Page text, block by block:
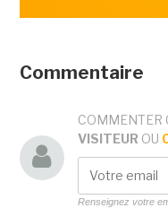
Commentaire
COMMENTER
VISITEUR OU
Renseignez votre